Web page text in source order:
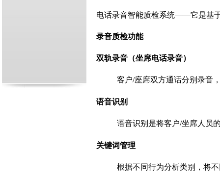
电话录音智能质检系统——它是基
录音质检功能
双轨录音（坐席电话录音）
客户/座席双方通话分别录音
语音识别
语音识别是将客户/坐席人员
关键词管理
根据不同行为分析类别，将